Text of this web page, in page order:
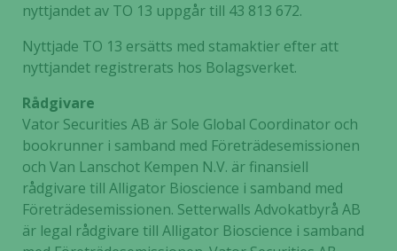
nyttjandet av TO 13 uppgår till 43 813 672.
Nyttjade TO 13 ersätts med stamaktier efter att
nyttjandet registrerats hos Bolagsverket.
Rådgivare
Vator Securities AB är Sole Global Coordinator och
bookrunner i samband med Företrädesemissionen
och Van Lanschot Kempen N.V. är finansiell
rådgivare till Alligator Bioscience i samband med
Företrädesemissionen. Setterwalls Advokatbyrå AB
är legal rådgivare till Alligator Bioscience i samband